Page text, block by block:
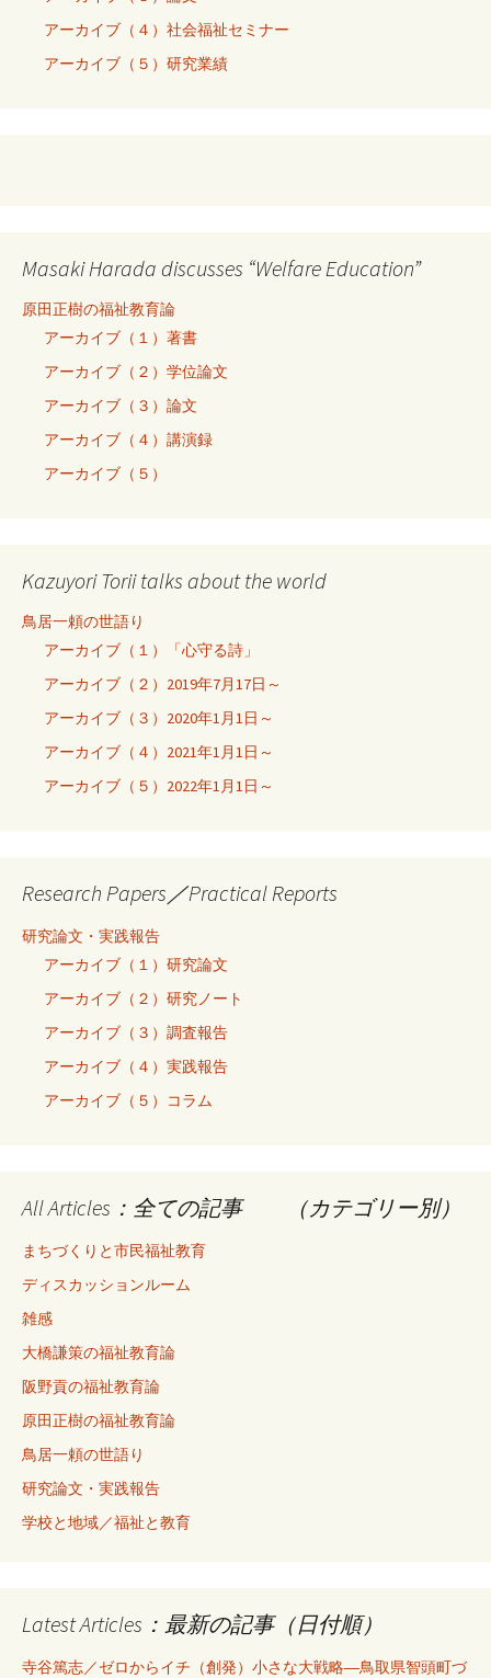
アーカイブ（４）社会福祉セミナー
アーカイブ（５）研究業績
Masaki Harada discusses “Welfare Education”
原田正樹の福祉教育論
アーカイブ（１）著書
アーカイブ（２）学位論文
アーカイブ（３）論文
アーカイブ（４）講演録
アーカイブ（５）
Kazuyori Torii talks about the world
鳥居一頼の世語り
アーカイブ（１）「心守る詩」
アーカイブ（２）2019年7月17日～
アーカイブ（３）2020年1月1日～
アーカイブ（４）2021年1月1日～
アーカイブ（５）2022年1月1日～
Research Papers／Practical Reports
研究論文・実践報告
アーカイブ（１）研究論文
アーカイブ（２）研究ノート
アーカイブ（３）調査報告
アーカイブ（４）実践報告
アーカイブ（５）コラム
All Articles：全ての記事 （カテゴリー別）
まちづくりと市民福祉教育
ディスカッションルーム
雑感
大橋謙策の福祉教育論
阪野貢の福祉教育論
原田正樹の福祉教育論
鳥居一頼の世語り
研究論文・実践報告
学校と地域／福祉と教育
Latest Articles：最新の記事（日付順）
寺谷篤志／ゼロからイチ（創発）小さな大戦略―鳥取県智頭町づ